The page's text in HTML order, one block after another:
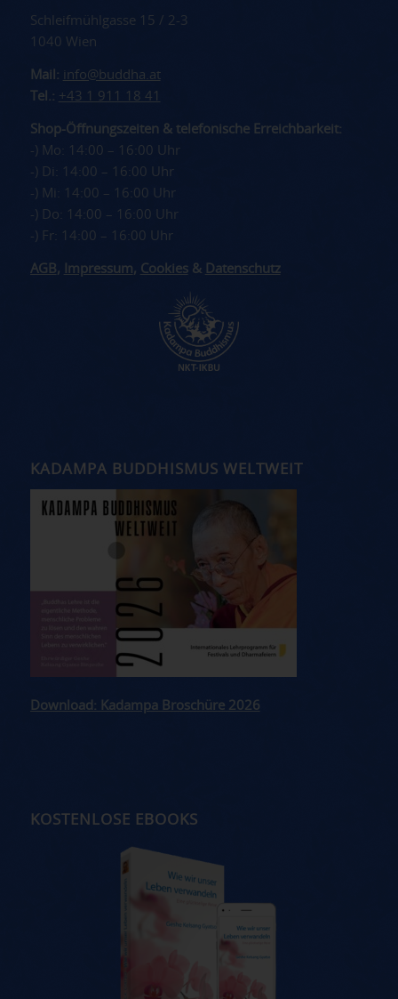
Schleifmühlgasse 15 / 2-3
1040 Wien
Mail: info@buddha.at
Tel.: +43 1 911 18 41
Shop-Öffnungszeiten & telefonische Erreichbarkeit:
-) Mo: 14:00 – 16:00 Uhr
-) Di: 14:00 – 16:00 Uhr
-) Mi: 14:00 – 16:00 Uhr
-) Do: 14:00 – 16:00 Uhr
-) Fr: 14:00 – 16:00 Uhr
AGB , Impressum, Cookies& Datenschutz
KADAMPA BUDDHISMUS WELTWEIT
Download: Kadampa Broschüre 2026
KOSTENLOSE EBOOKS